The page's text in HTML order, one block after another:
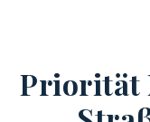
Priorität